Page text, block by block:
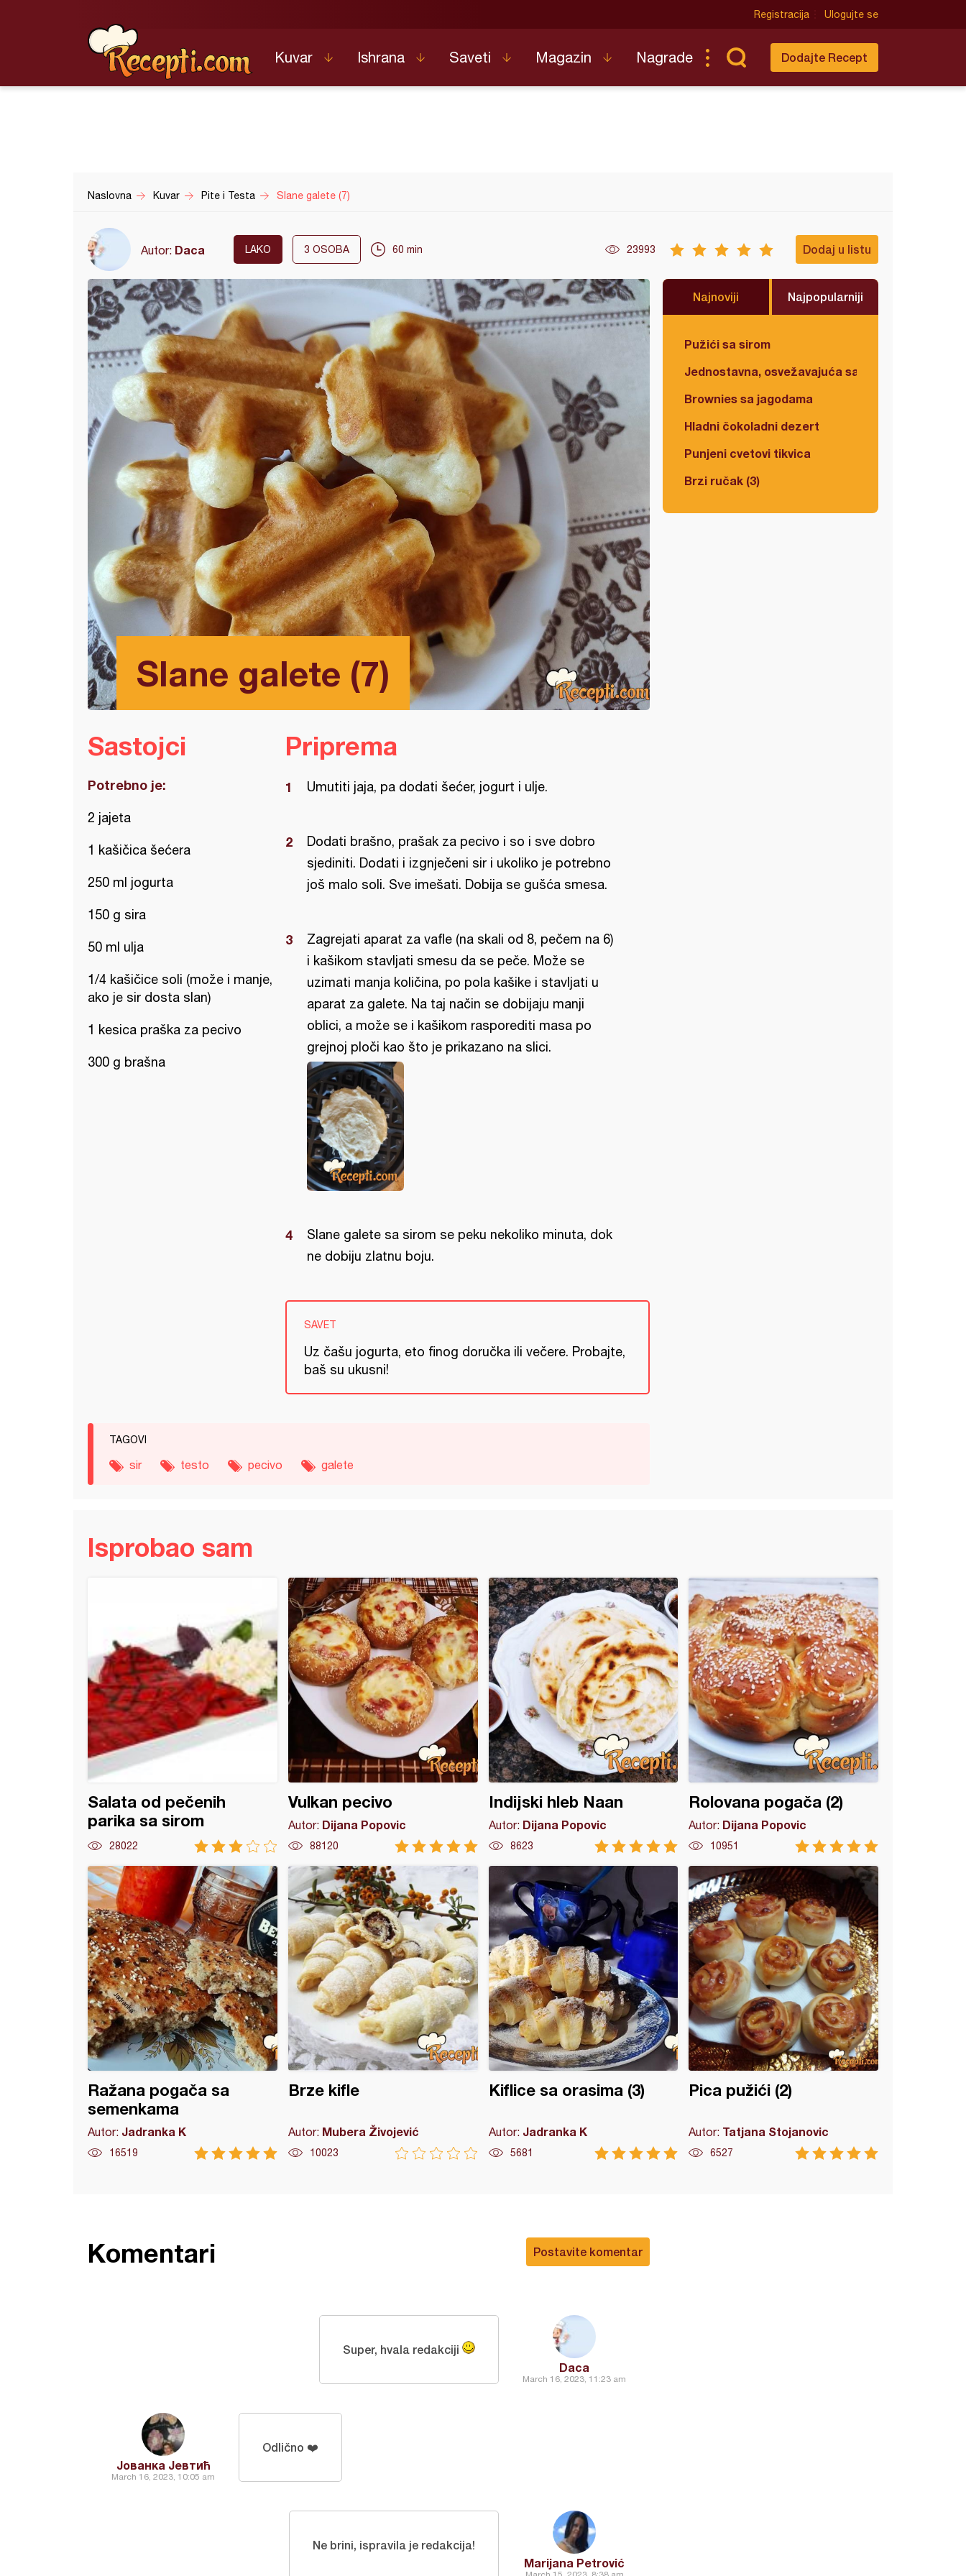
Registracija Ulogujte se
Kuvar Ishrana Saveti Magazin Nagrade Dodajte Recept
Naslovna Kuvar Pite i Testa Slane galete (7)
Autor: Daca LAKO 3 OSOBA 60 min 23993 Dodaj u listu
Slane galete (7)
Najnoviji Najpopularniji
Pužići sa sirom
Jednostavna, osvežavajuća salata
Brownies sa jagodama
Hladni čokoladni dezert
Punjeni cvetovi tikvica
Brzi ručak (3)
Sastojci
Potrebno je:
2 jajeta
1 kašičica šećera
250 ml jogurta
150 g sira
50 ml ulja
1/4 kašičice soli (može i manje,
ako je sir dosta slan)
1 kesica praška za pecivo
300 g brašna
Priprema
Umutiti jaja, pa dodati šećer, jogurt i ulje.
Dodati brašno, prašak za pecivo i so i sve dobro
sjediniti. Dodati i izgnječeni sir i ukoliko je potrebno
još malo soli. Sve imešati. Dobija se gušća smesa.
Zagrejati aparat za vafle (na skali od 8, pečem na 6)
i kašikom stavljati smesu da se peče. Može se
uzimati manja količina, po pola kašike i stavljati u
aparat za galete. Na taj način se dobijaju manji
oblici, a može se i kašikom rasporediti masa po
grejnoj ploči kao što je prikazano na slici.
Slane galete sa sirom se peku nekoliko minuta, dok
ne dobiju zlatnu boju.
SAVET
Uz čašu jogurta, eto finog doručka ili večere. Probajte,
baš su ukusni!
TAGOVI
sir testo pecivo galete
Isprobao sam
Salata od pečenih
parika sa sirom
28022
Vulkan pecivo
Autor: Dijana Popovic
88120
Indijski hleb Naan
Autor: Dijana Popovic
8623
Rolovana pogača (2)
Autor: Dijana Popovic
10951
Ražana pogača sa
semenkama
Autor: Jadranka K
16519
Brze kifle
Autor: Mubera Živojević
10023
Kiflice sa orasima (3)
Autor: Jadranka K
5681
Pica pužići (2)
Autor: Tatjana Stojanovic
6527
Postavite komentar
Komentari
Daca
March 16, 2023, 11:23 am
Super, hvala redakciji
Јованка Јевтић
March 16, 2023, 10:05 am
Odlično ❤️
Marijana Petrović
Ne brini, ispravila je redakcija!